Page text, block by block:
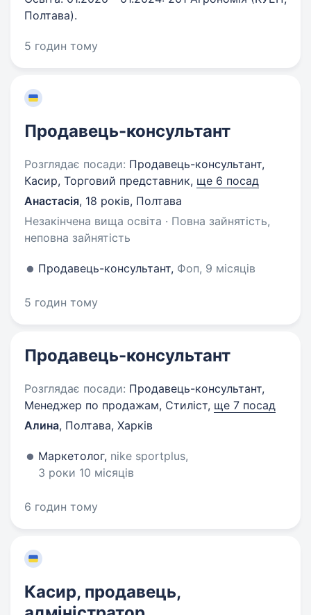
Полтава).
5 годин тому
Продавець-консультант
Розглядає посади: Продавець-консультант,
Касир, Торговий представник, ще 6 посад
Анастасія, 18 років, Полтава
Незакінчена вища освіта · Повна зайнятість,
неповна зайнятість
Продавець-консультант, Фоп, 9 місяців
5 годин тому
Продавець-консультант
Розглядає посади: Продавець-консультант,
Менеджер по продажам, Стиліст, ще 7 посад
Алина, Полтава, Харків
Маркетолог, nike sportplus,
3 роки 10 місяців
6 годин тому
Касир, продавець,